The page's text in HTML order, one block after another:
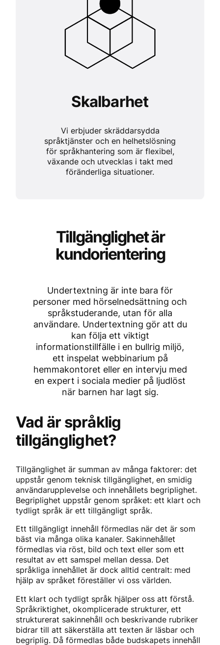
Skalbarhet
Vi erbjuder skräddarsydda
språktjänster och en helhetslösning
för språkhantering som är flexibel,
växande och utvecklas i takt med
föränderliga situationer.
Tillgänglighet är
kundorientering
Undertextning är inte bara för
personer med hörselnedsättning och
språkstuderande, utan för alla
användare. Undertextning gör att du
kan följa ett viktigt
informationstillfälle i en bullrig miljö,
ett inspelat webbinarium på
hemmakontoret eller en intervju med
en expert i sociala medier på ljudlöst
när barnen har lagt sig.
Vad är språklig
tillgänglighet?
Tillgänglighet är summan av många faktorer: det
uppstår genom teknisk tillgänglighet, en smidig
användarupplevelse och innehållets begriplighet.
Begriplighet uppstår genom språket: ett klart och
tydligt språk är ett tillgängligt språk.
Ett tillgängligt innehåll förmedlas när det är som
bäst via många olika kanaler. Sakinnehållet
förmedlas via röst, bild och text eller som ett
resultat av ett samspel mellan dessa. Det
språkliga innehållet är dock alltid centralt: med
hjälp av språket föreställer vi oss världen.
Ett klart och tydligt språk hjälper oss att förstå.
Språkriktighet, okomplicerade strukturer, ett
strukturerat sakinnehåll och beskrivande rubriker
bidrar till att säkerställa att texten är läsbar och
begriplig. Då förmedlas både budskapets innehåll